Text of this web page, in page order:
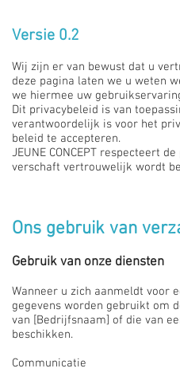
Versie 0.2
Wij zijn er van bewust dat u
deze pagina laten we u weten
we hiermee uw
Dit privacybeleid is van
verantwoordelijk is voor het
beleid te accepteren.
JEUNE CONCEPT respecteert
verschaft vertrouwelijk wordt
Ons gebruik van
Gebruik van onze diensten
Wanneer u zich aanmeldt voor
gegevens worden gebruikt om
van [Bedrijfsnaam] of die van
beschikken.
Communicatie